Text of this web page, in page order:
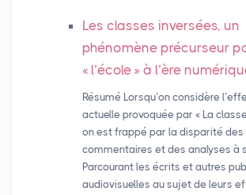
Les classes inversées, un
phénomène précurseur
« l’école » à l’ère
Résumé Lorsqu’on considère
actuelle provoquée par « La
on est frappé par la disparité des
commentaires et des analyses à
Parcourant les écrits et autres
audiovisuelles au sujet de leurs